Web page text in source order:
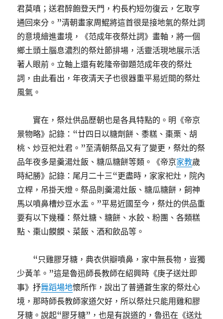
君莫嗔；送君醉飽登天門，杓長杓短勿復云，乞取亨
通回來分。”清朝畫家周鯤將這首很是接地氣的祭灶詞
的意境繪進畫境，《范成年夜祭灶詞》畫軸，將一個
鄉土頭土腦息濃烈的祭灶節排場，活靈活現地展示活
著人眼前。立軸上還有乾隆帝御題范成年夜的祭灶
詞，由此看出，年夜清天子也很器重平易近間的祭灶
風氣。
實在，祭灶供品歷朝也是各具特點的。明《帝京
景物略》記錄：“廿四日以糖劑餅、黍糕、棗栗、胡
桃、炒豆祀灶君。”至清朝祭品又有了變更，祭灶的祭
品年夜多是羹湯灶飯、糖瓜糖餅等類。《帝京家教歲
時紀勝》記錄：尾月二十三“更盡時，家家祀灶，院內
立桿，吊掛天燈。祭品則羹湯灶飯、糖瓜糖餅，飼神
馬以噴鼻槽炒豆水盂。”平易近國至今，祭灶的供品重
要有以下幾種：祭灶糖、糖餅、水餃、粉團、各類糕
點、棗山饃饃、菜飯、酒和飲品等。
“只雞膠牙糖，典衣供瓣噴鼻，家中無長物，豈獨
少黃羊。”這是魯迅師長教師在紹興時《庚子送灶即
事》抒舞蹈場地懷所作，說出了普通蒼生家的祭灶心
境，那時師長教師家道欠好，所以祭灶只能用雞和膠
牙糖。說起“膠牙糖”，也是有說道的，魯迅在《送灶